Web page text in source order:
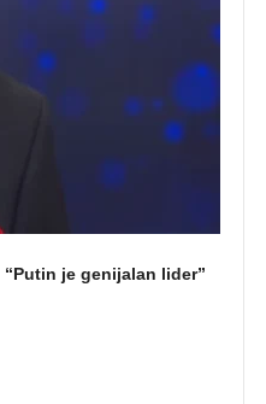
je genijalan lider”